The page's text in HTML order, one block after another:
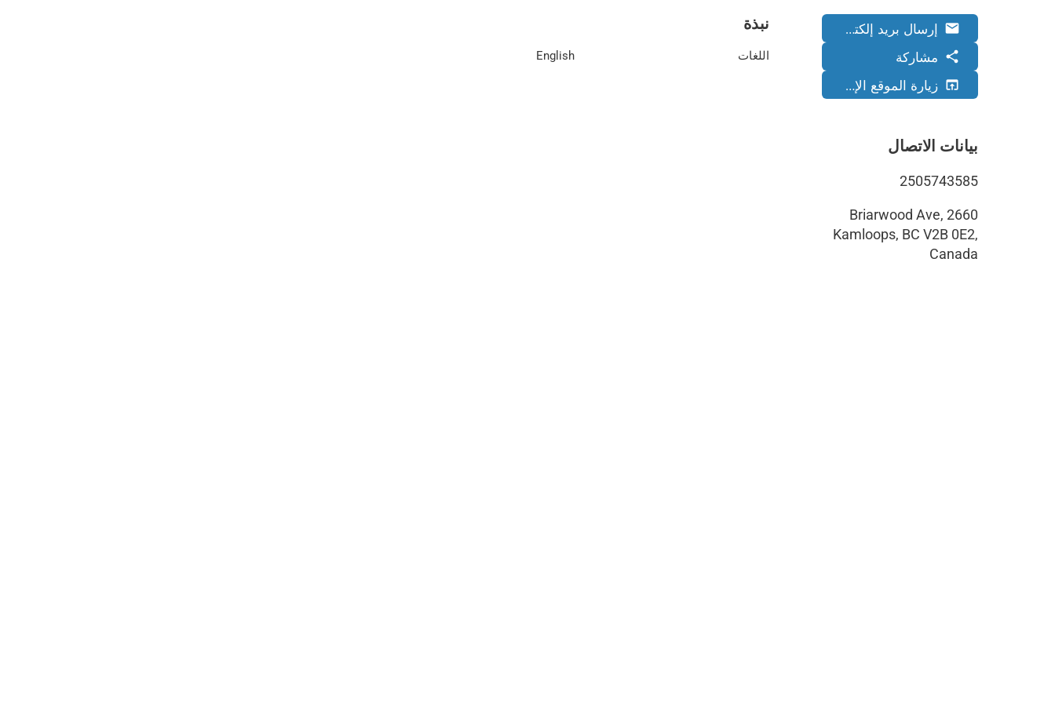
email إرسال بريد إلكتروني
share مشاركة
open_in_browser زيارة الموقع الإلكتروني
بيانات الاتصال
2505743585
2660 Briarwood Ave,
Kamloops, BC V2B 0E2,
Canada
نبذة
اللغات English